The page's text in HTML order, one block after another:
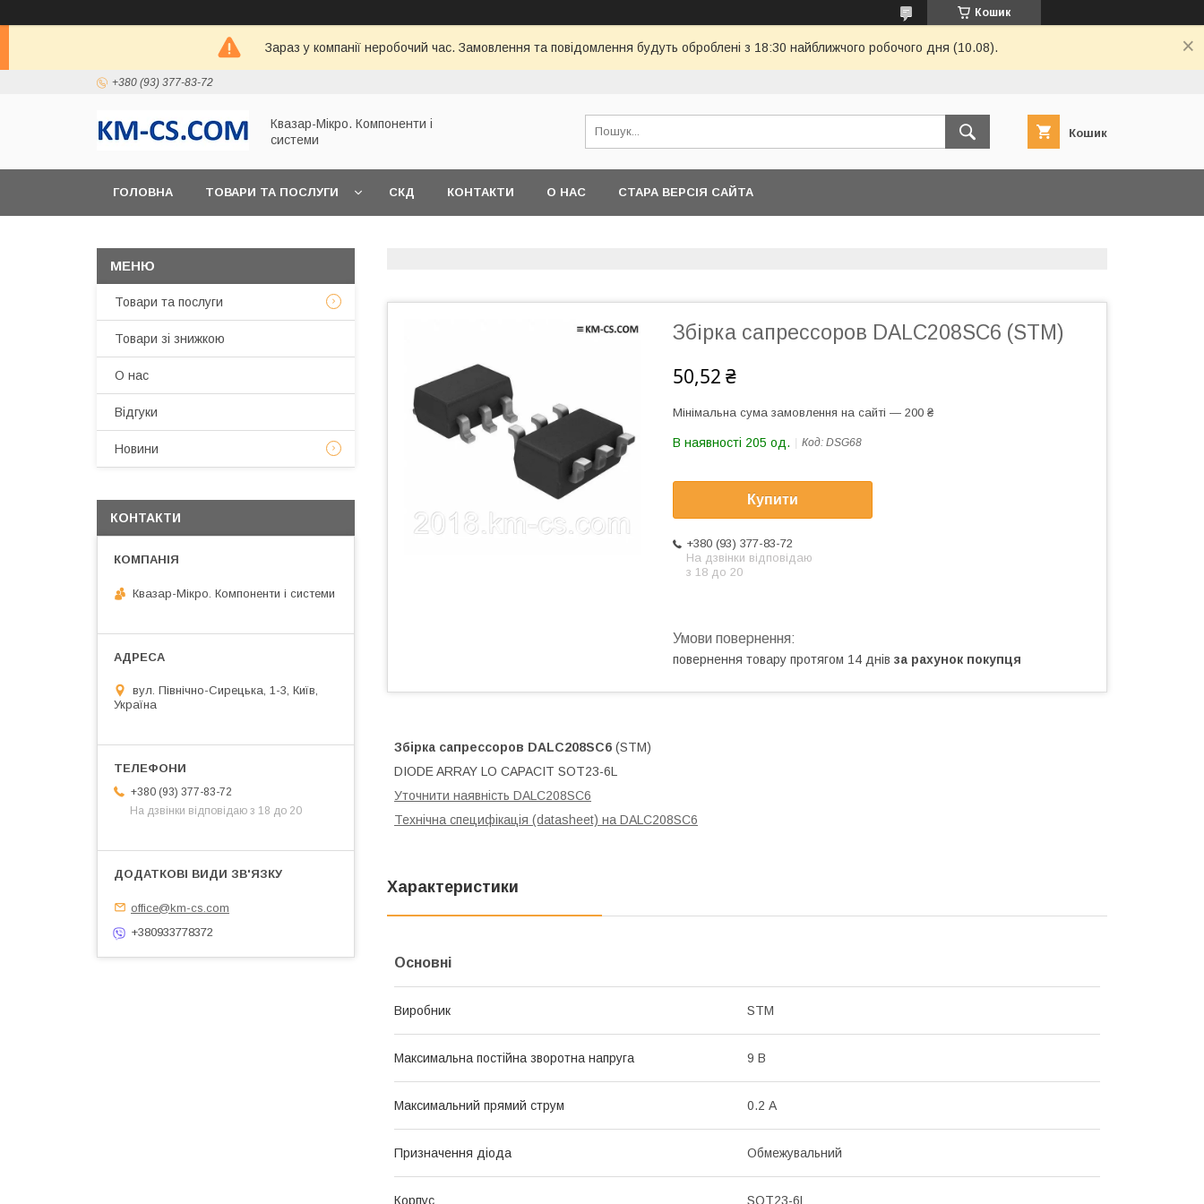
Кошик
Зараз у компанії неробочий час. Замовлення та повідомлення будуть оброблені з 18:30 найближчого робочого дня (10.08).
+380 (93) 377-83-72
Квазар-Мікро. Компоненти і
системи
Кошик
ГОЛОВНА ТОВАРИ ТА ПОСЛУГИ СКД КОНТАКТИ О НАС СТАРА ВЕРСІЯ САЙТА
Збірка сапрессоров DALC208SC6 (STM)
50,52 ₴
Мінімальна сума замовлення на сайті — 200 ₴
В наявності 205 од. Код: DSG68
Купити
+380 (93) 377-83-72
На дзвінки відповідаю
з 18 до 20
повернення товару протягом 14 днів за рахунок покупця
Збірка сапрессоров DALC208SC6 (STM)
DIODE ARRAY LO CAPACIT SOT23-6L
Уточнити наявність DALC208SC6
Технічна специфікація (datasheet) на DALC208SC6
Характеристики
Основні
Виробник STM
Максимальна постійна зворотна напруга 9 В
Максимальний прямий струм 0.2 А
Призначення діода Обмежувальний
Корпус SOT23-6L
Товари та послуги
Товари зі знижкою
О нас
Відгуки
Новини
КОНТАКТИ
Квазар-Мікро. Компоненти і системи
вул. Північно-Сирецька, 1-3, Київ,
Україна
+380 (93) 377-83-72
На дзвінки відповідаю з 18 до 20
office@km-cs.com
+380933778372